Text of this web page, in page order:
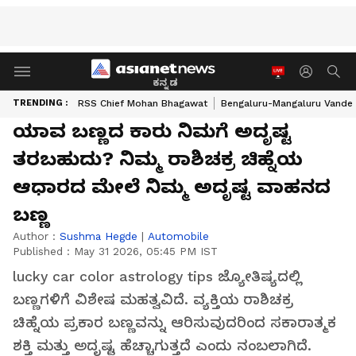
ಕನ್ನಡ
TRENDING : RSS Chief Mohan Bhagawat Bengaluru-Mangaluru
ಯಾವ ಬಣ್ಣದ ಕಾರು ನಿಮಗೆ ಅದೃಷ್ಟ
ತರಬಹುದು? ನಿಮ್ಮ ರಾಶಿಚಕ್ರ ಚಿಹ್ನೆಯ
ಆಧಾರದ ಮೇಲೆ ನಿಮ್ಮ ಅದೃಷ್ಟ ವಾಹನದ
ಬಣ್ಣ
Author : Sushma Hegde | Automobile
Published : May 31 2026, 05:45 PM IST
lucky car color astrology tips ಜ್ಯೋತಿಷ್ಯದಲ್ಲಿ
ಬಣ್ಣಗಳಿಗೆ ವಿಶೇಷ ಮಹತ್ವವಿದೆ. ವ್ಯಕ್ತಿಯ ರಾಶಿಚಕ್ರ
ಚಿಹ್ನೆಯ ಪ್ರಕಾರ ಬಣ್ಣವನ್ನು ಆರಿಸುವುದರಿಂದ ಸಕಾರಾತ್ಮಕ
ಶಕ್ತಿ ಮತ್ತು ಅದೃಷ್ಟ ಹೆಚ್ಚಾಗುತ್ತದೆ ಎಂದು ನಂಬಲಾಗಿದೆ.